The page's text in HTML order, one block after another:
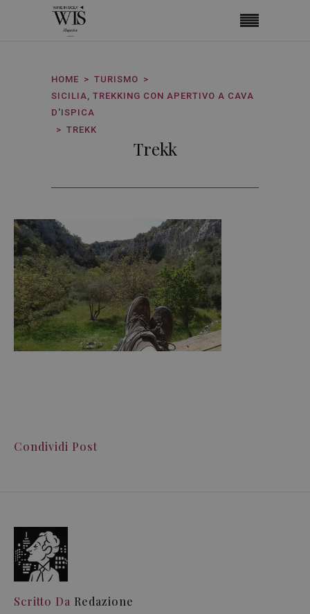
HOME
TURISMO
SICILIA, TREKKING CON APERTIVO A CAVA
D'ISPICA
TREKK
Trekk
Condividi Post
Scritto Da Redazione